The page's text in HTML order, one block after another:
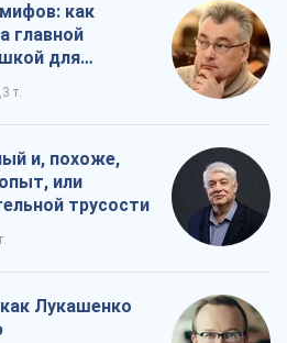
как
главной
для
т.
и, похоже,
или
трусости
Лукашенко